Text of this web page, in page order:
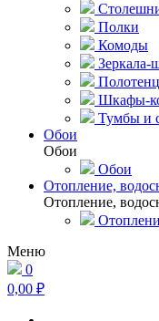
Полки
Комоды
Шкафы-
Тумбы и
Обои
Обои
Обои
Отопление,
Отопление,
Меню
0
0,00 ₽